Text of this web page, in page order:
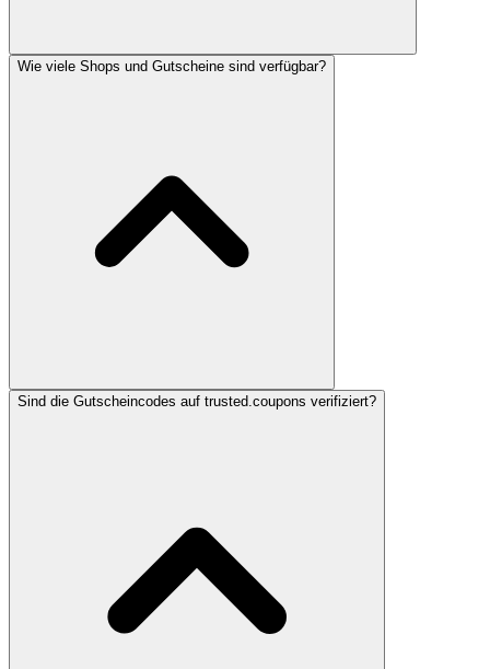
Wie viele Shops und Gutscheine sind verfügbar?
Sind die Gutscheincodes auf trusted.coupons verifiziert?